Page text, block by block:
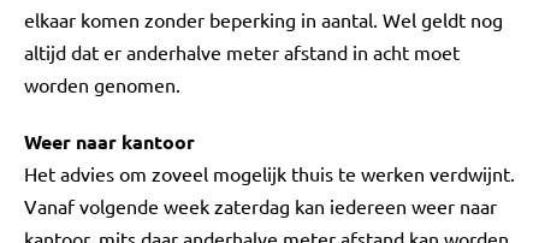
elkaar komen zonder beperking in aantal. Wel geldt nog
altijd dat er anderhalve meter afstand in acht moet
worden genomen.
Weer naar kantoor
Het advies om zoveel mogelijk thuis te werken verdwijnt.
Vanaf volgende week zaterdag kan iedereen weer naar
kantoor, mits daar anderhalve meter afstand kan worden